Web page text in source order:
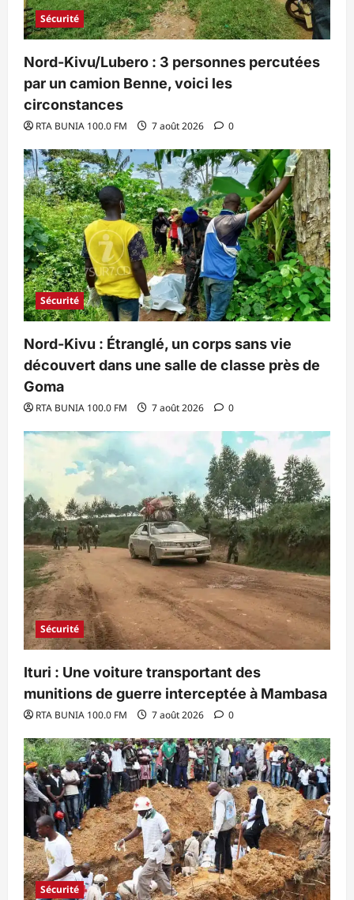
Sécurité
Nord-Kivu/Lubero : 3 personnes percutées
par un camion Benne, voici les
circonstances
RTA BUNIA 100.0 FM 7 août 2026 0
Sécurité
Nord-Kivu : Étranglé, un corps sans vie
découvert dans une salle de classe près de
Goma
RTA BUNIA 100.0 FM 7 août 2026 0
Sécurité
Ituri : Une voiture transportant des
munitions de guerre interceptée à Mambasa
RTA BUNIA 100.0 FM 7 août 2026 0
Sécurité